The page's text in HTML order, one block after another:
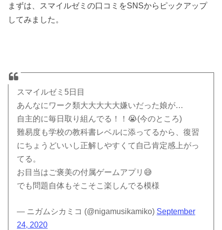
まずは、スマイルゼミの口コミをSNSからピックアップ
してみました。
スマイルゼミ5日目
あんなにワーク類大大大大大嫌いだった娘が…
自主的に毎日取り組んでる！！😭(今のところ)
難易度も学校の教科書レベルに添ってるから、復習
にちょうどいいし正解しやすくて自己肯定感上がっ
てる。
お目当はご褒美の付属ゲームアプリ😅
でも問題自体もそこそこ楽しんでる模様
— ニガムシカミコ (@nigamusikamiko) September
24, 2020